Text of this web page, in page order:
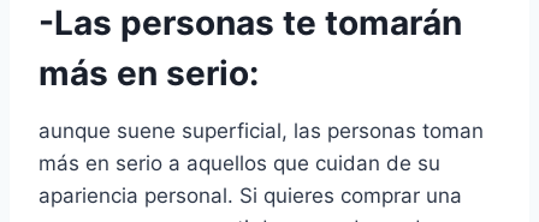
-Las personas te tomarán
más en serio:
aunque suene superficial, las personas toman
más en serio a aquellos que cuidan de su
apariencia personal. Si quieres comprar una